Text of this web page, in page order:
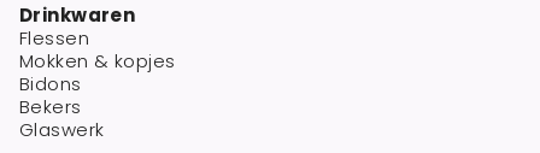
Drinkwaren
Flessen
Mokken & kopjes
Bidons
Bekers
Glaswerk